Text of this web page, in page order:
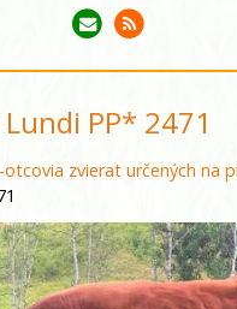
PP* 2471
zvierat určených na